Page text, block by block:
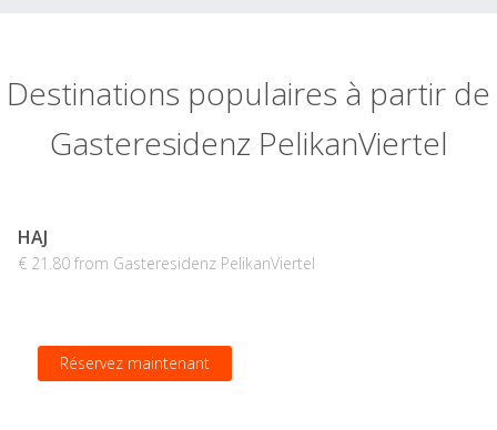
Destinations populaires à partir de
Gasteresidenz PelikanViertel
HAJ
€ 21.80 from Gasteresidenz PelikanViertel
Réservez maintenant